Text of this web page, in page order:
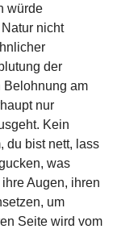
würde
nicht
der
Belohnung am
nur
Kein
du bist nett, lass
was
Augen, ihren
um
Seite wird vom